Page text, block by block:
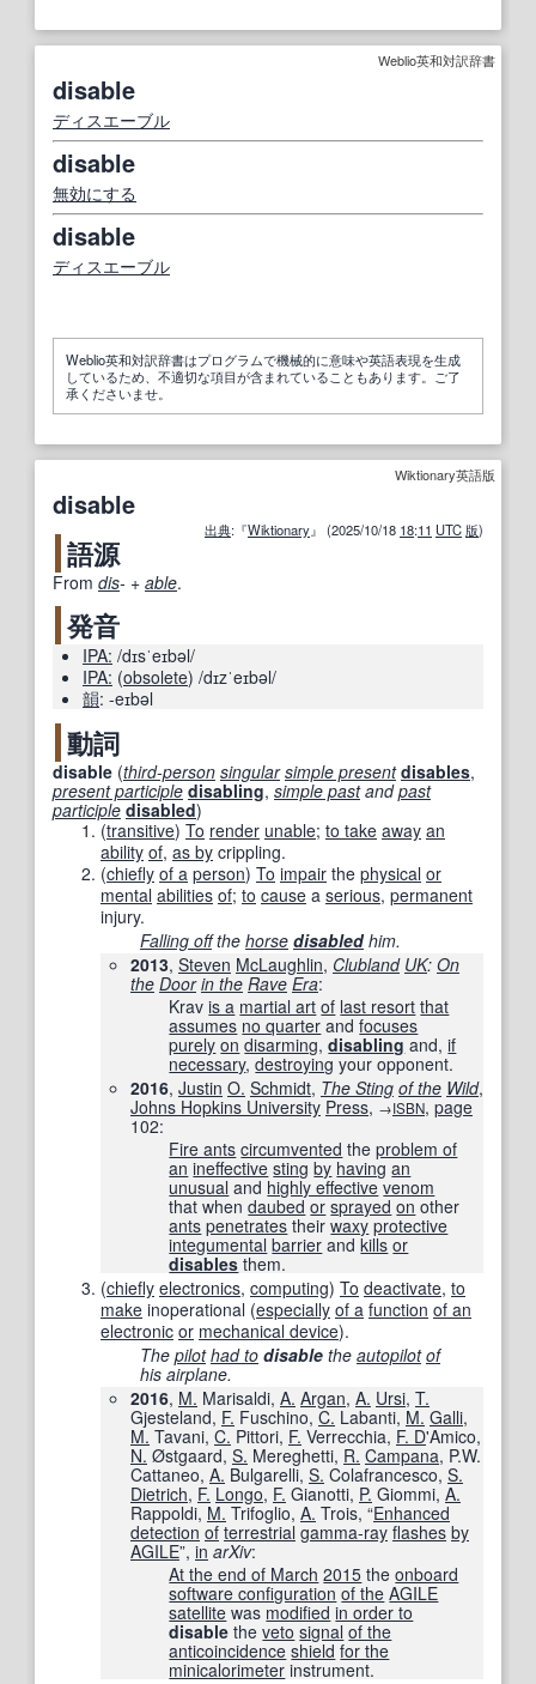
Weblio英和対訳辞書
disable
ディスエーブル
disable
無効にする
disable
ディスエーブル
Weblio英和対訳辞書はプログラムで機械的に意味や英語表現を生成
しているため、不適切な項目が含まれていることもあります。ご了
承くださいませ。
Wiktionary英語版
disable
出典:『Wiktionary』 (2025/10/18 18:11 UTC 版)
語源
From dis- +‎ able.
発音
IPA: /dɪsˈeɪbəl/
IPA: (obsolete) /dɪzˈeɪbəl/
韻: -eɪbəl
動詞
disable (third-person singular simple present disables,
present participle disabling, simple pastandpast
participle disabled)
(transitive) To render unable; to take away an
ability of, as by crippling.
(chiefly of a person) To impair the physical or
mental abilities of; to cause a serious, permanent
injury.
Falling offthe horse disabledhim.
2013, Steven McLaughlin, Clubland UK: On
the Door in the Rave Era:
Kravis a martial art of last resort that
assumes no quarter andfocuses
purely on disarming,disabling and,if
necessary,destroying your opponent.
2016, Justin O. Schmidt, The Sting of the Wild,
Johns Hopkins University Press, →ISBN, page
102:
Fire ants circumvented theproblem of
an ineffective sting by having an
unusual and highly effective venom
that whendaubed or sprayed on other
ants penetrates theirwaxy protective
integumental barrier andkills or
disables them.
(chiefly electronics, computing) To deactivate, to
make inoperational (especially of a function of an
electronic or mechanical device).
The pilot had to disable the autopilot of
his airplane.
2016, M. Marisaldi, A. Argan, A. Ursi, T.
Gjesteland, F. Fuschino, C. Labanti, M. Galli,
M. Tavani, C. Pittori, F. Verrecchia, F. D'Amico,
N. Østgaard, S. Mereghetti, R. Campana, P.W.
Cattaneo, A. Bulgarelli, S. Colafrancesco, S.
Dietrich, F. Longo, F. Gianotti, P. Giommi, A.
Rappoldi, M. Trifoglio, A. Trois, “Enhanced
detection of terrestrial gamma-ray flashes by
AGILE”, in arXiv‎:
At the end of March 2015 theonboard
software configuration of the AGILE
satellite was modified in order to
disable theveto signal of the
anticoincidence shield for the
minicalorimeter instrument.